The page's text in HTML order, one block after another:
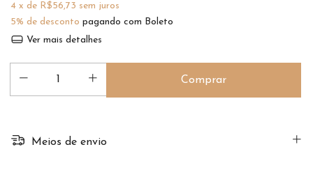
4 x de R$56,73 sem juros
5% de desconto pagando com Boleto
Ver mais detalhes
Meios de envio